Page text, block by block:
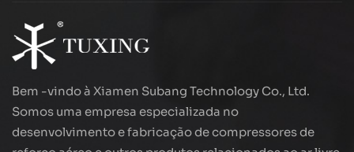
Bem -vindo à Xiamen Subang Technology Co., Ltd.
Somos uma empresa especializada no
desenvolvimento e fabricação de compressores de